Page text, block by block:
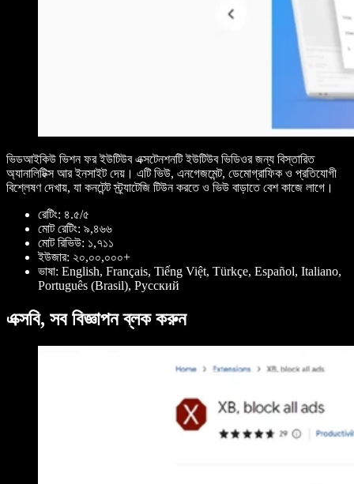
ভিডআইকিউ ভিশন ফর ইউটিউব এক্সটেনশনটি ইউটিউব ভিডিওর জন্য বিস্তারিত
অ্যানালিটিক্স আর ইনসাইট দেয়। এটি ভিউ, এনগেজমেন্ট, ডেমোগ্রাফিক ও প্রতিযোগী
বিশ্লেষণ দেখায়, যা কনটেন্ট স্ট্র্যাটেজি টিউন করতে ও ভিউ বাড়াতে বেশ কাজে লাগে।
রেটিং: ৪.৫/৫
মোট রেটিং: ৯,৪৬৬
মোট রিভিউ: ১,৭১১
ইউজার: ২০,০০,০০০+
ভাষা: English, Français, Tiếng Việt, Türkçe, Español, Italiano,
Português (Brasil), Pусский
এক্সবি, সব বিজ্ঞাপন ব্লক করুন